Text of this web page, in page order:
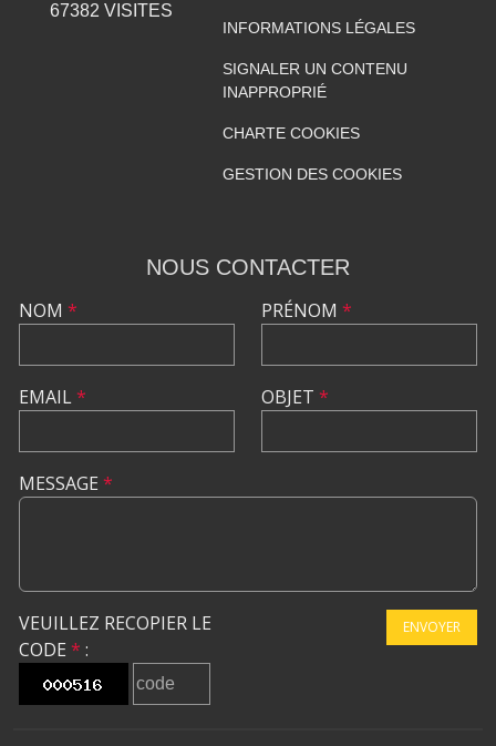
67382 VISITES
INFORMATIONS LÉGALES
SIGNALER UN CONTENU
INAPPROPRIÉ
CHARTE COOKIES
GESTION DES COOKIES
NOUS CONTACTER
NOM *
EMAIL*
PRÉNOM *
OBJET *
MESSAGE *
VEUILLEZ RECOPIER LE
CODE * :
ENVOYER